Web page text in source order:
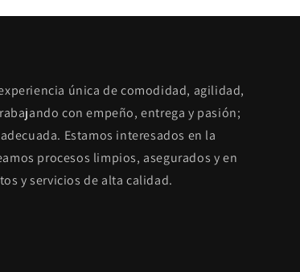
única de comodidad, agilidad,
con empeño, entrega y pasión;
Estamos interesados en la
procesos limpios, asegurados y en
y servicios de alta calidad.